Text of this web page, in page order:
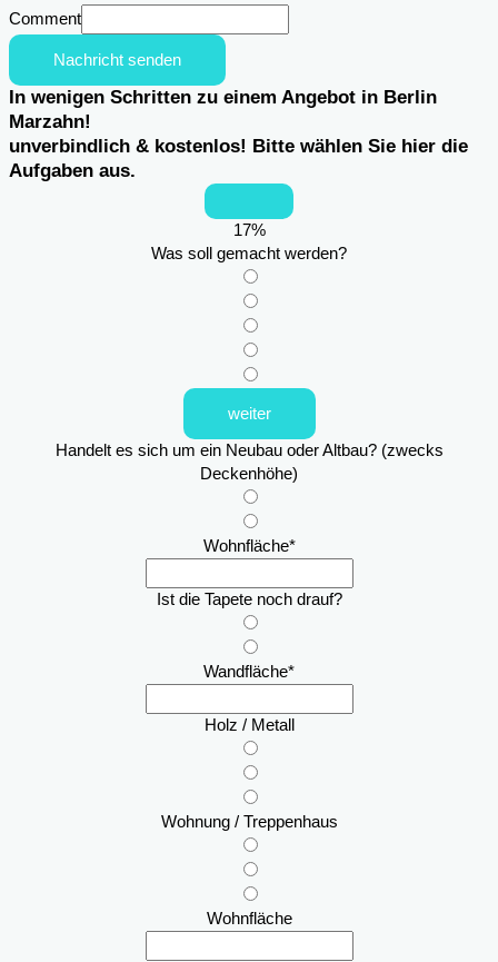
Comment
Nachricht senden
In wenigen Schritten zu einem Angebot in Berlin
Marzahn!
unverbindlich & kostenlos! Bitte wählen Sie hier die
Aufgaben aus.
17%
Was soll gemacht werden?
weiter
Handelt es sich um ein Neubau oder Altbau? (zwecks
Deckenhöhe)
Wohnfläche*
Ist die Tapete noch drauf?
Wandfläche*
Holz / Metall
Wohnung / Treppenhaus
Wohnfläche